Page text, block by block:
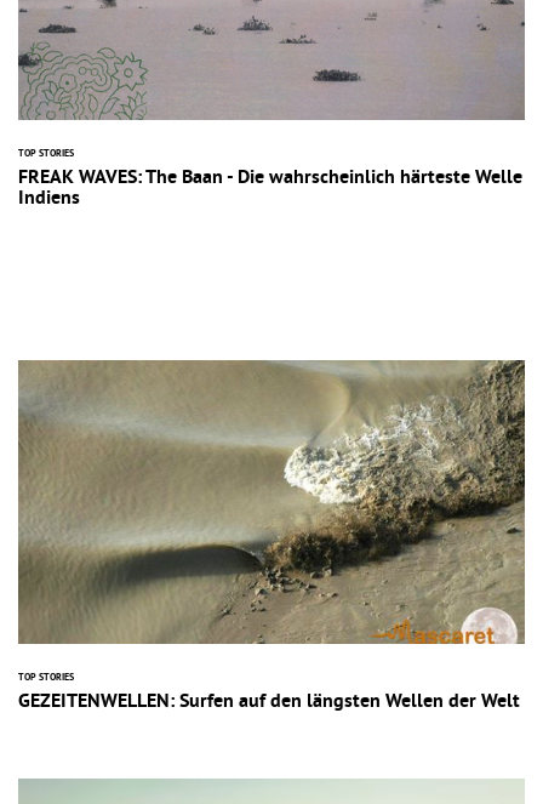
TOP STORIES
FREAK WAVES: The Baan - Die wahrscheinlich härteste Welle
Indiens
TOP STORIES
GEZEITENWELLEN: Surfen auf den längsten Wellen der Welt